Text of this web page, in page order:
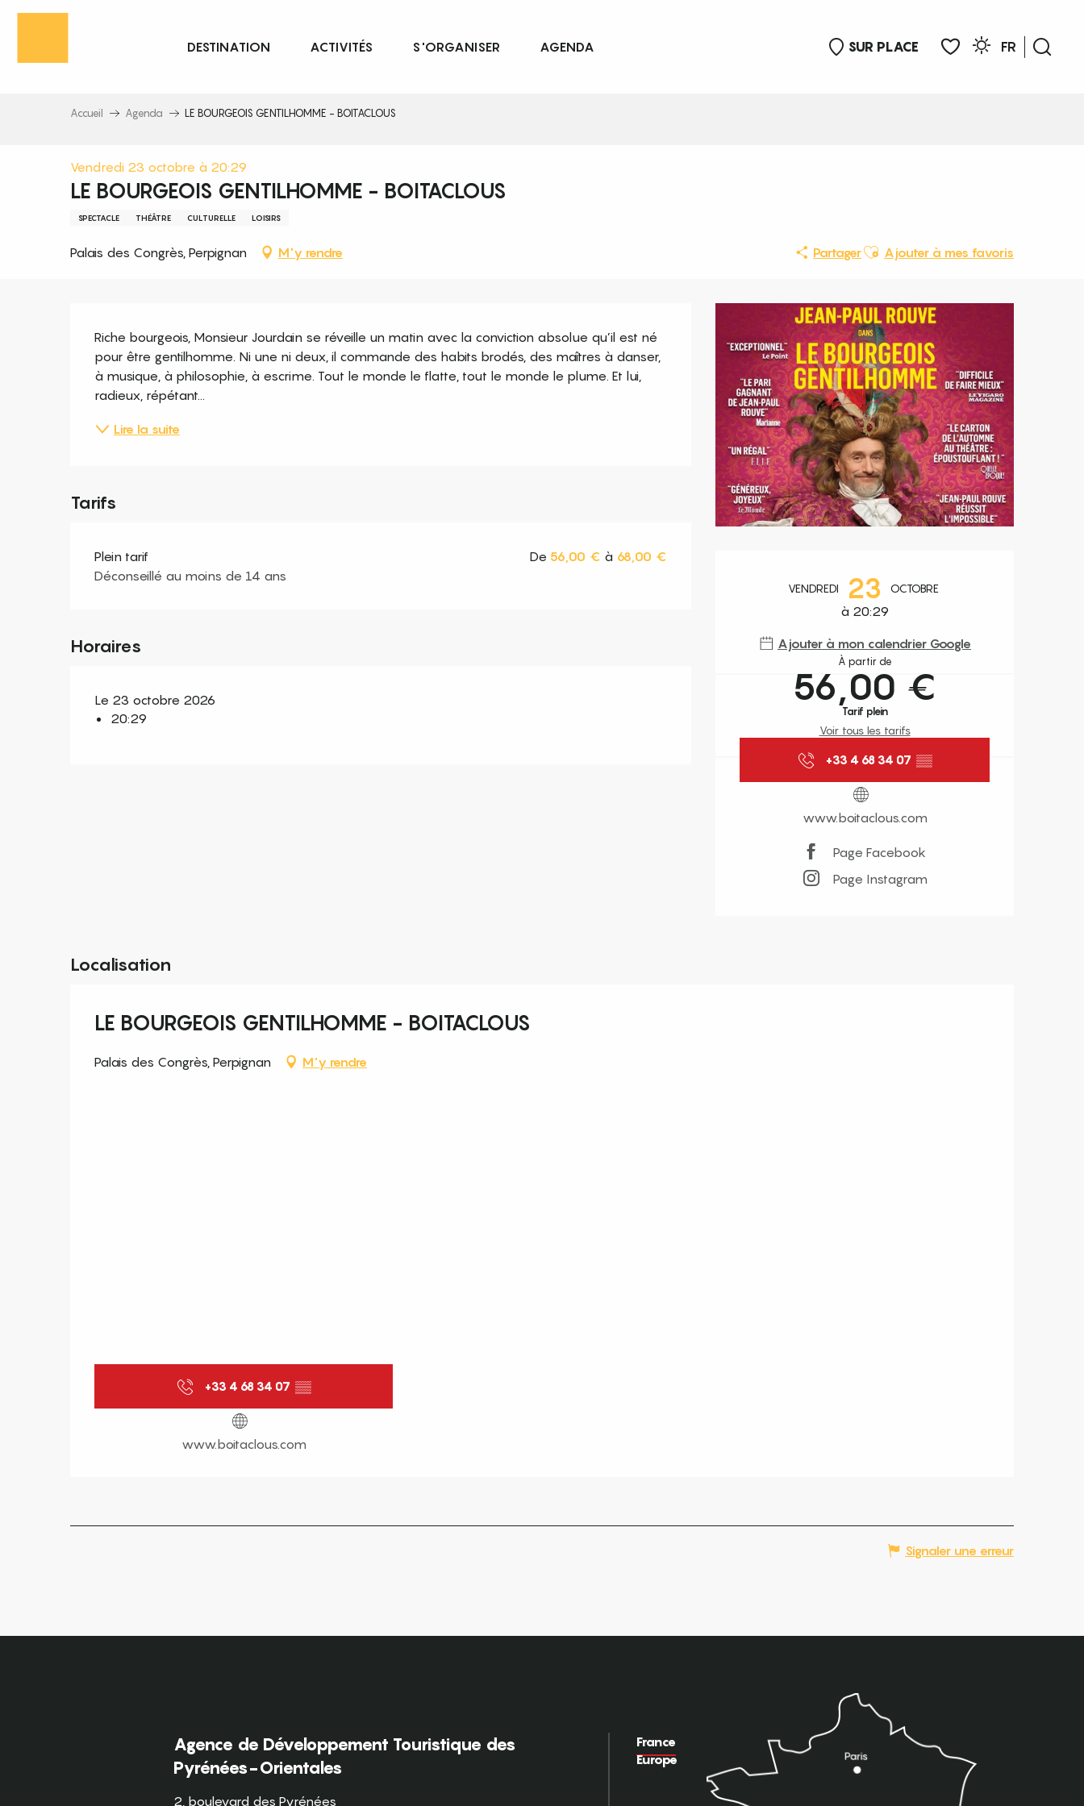
Aller
principal
SUR PLACE
FR
DESTINATION ACTIVITÉS S'ORGANISER AGENDA
Accueil Agenda LE BOURGEOIS GENTILHOMME - BOITACLOUS
Vendredi 23 octobre à 20:29
LE BOURGEOIS GENTILHOMME - BOITACLOUS
SPECTACLE THÉÂTRE CULTURELLE LOISIRS
Palais des Congrès, Perpignan M'y rendre PartagerAjouter aux favoris
Ajouter à mes favoris
Ouverture et coordonnées
VENDREDI 23 OCTOBRE
à 20:29
Ajouter à mon calendrier Google
À partir de
56,00 €
Tarif plein
Voir tous les tarifs
+33 4 68 34 07 ▒▒
www.boitaclous.com
Page Facebook
Page Instagram
Description
Riche bourgeois, Monsieur Jourdain se réveille un matin avec la conviction absolue qu’il est né
pour être gentilhomme. Ni une ni deux, il commande des habits brodés, des maîtres à danser,
à musique, à philosophie, à escrime. Tout le monde le flatte, tout le monde le plume. Et lui,
radieux, répétant...
Lire la suite
Tarifs
Plein tarif
Déconseillé au moins de 14 ans
De 56,00 € à 68,00 €
Horaires
Le 23 octobre 2026
20:29
Localisation
LE BOURGEOIS GENTILHOMME - BOITACLOUS
Palais des Congrès, Perpignan M'y rendre
+33 4 68 34 07 ▒▒
www.boitaclous.com
Signaler une erreur
Agence de Développement Touristique des
Pyrénées-Orientales
2, boulevard des Pyrénées
France
Europe